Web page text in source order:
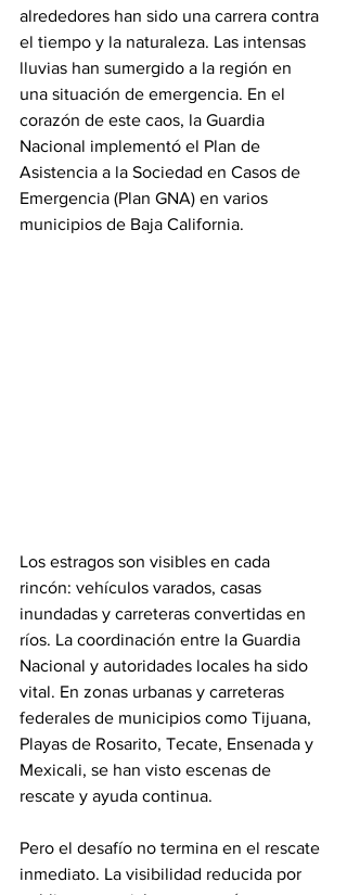
alrededores han sido una carrera contra
el tiempo y la naturaleza. Las intensas
lluvias han sumergido a la región en
una situación de emergencia. En el
corazón de este caos, la Guardia
Nacional implementó el Plan de
Asistencia a la Sociedad en Casos de
Emergencia (Plan GNA) en varios
municipios de Baja California.
Los estragos son visibles en cada
rincón: vehículos varados, casas
inundadas y carreteras convertidas en
ríos. La coordinación entre la Guardia
Nacional y autoridades locales ha sido
vital. En zonas urbanas y carreteras
federales de municipios como Tijuana,
Playas de Rosarito, Tecate, Ensenada y
Mexicali, se han visto escenas de
rescate y ayuda continua.
Pero el desafío no termina en el rescate
inmediato. La visibilidad reducida por